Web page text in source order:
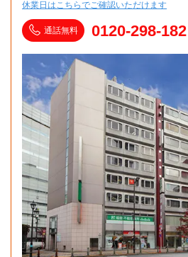
休業日はこちらでご確認いただけます
通話無料 0120-298-182